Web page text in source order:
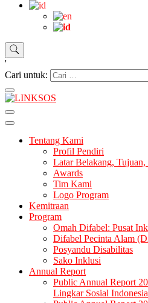
'
Cari untuk:
Tentang Kami
Profil Pendiri
Latar Belakang,
Awards
Tim Kami
Logo Program
Kemitraan
Program
Omah Difabel: Pusat
Difabel Pecinta Alam
Posyandu Disabilitas
Sako Inklusi
Annual Report
Public Annual Report
Lingkar Sosial Indonesia